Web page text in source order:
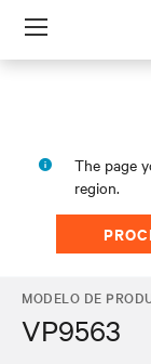
Menu
The page
region.
MODELO DE
VP9563